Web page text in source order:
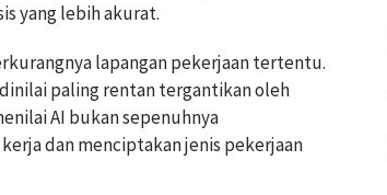
yang lebih akurat.
lapangan pekerjaan tertentu.
paling rentan tergantikan oleh
AI bukan sepenuhnya
dan menciptakan jenis pekerjaan